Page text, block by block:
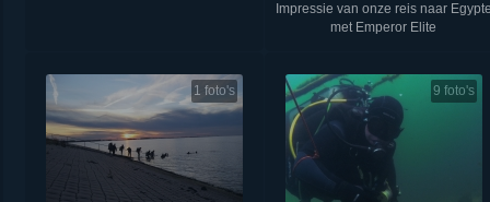
Impressie van onze reis naar
met Emperor Elite
1 foto's 9 foto's